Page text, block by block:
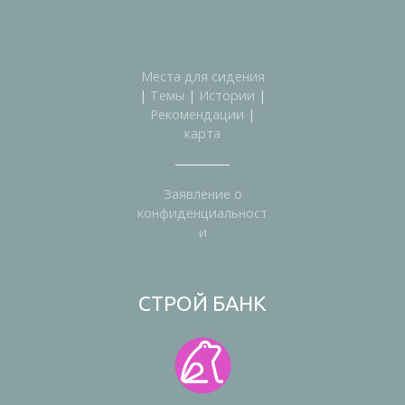
Места для сидения
| Темы | Истории |
Рекомендации |
карта
Заявление о
конфиденциальност
и
СТРОЙ БАНК